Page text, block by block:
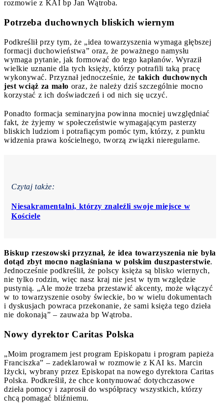
rozmowie z KAI bp Jan Wątroba.
Potrzeba duchownych bliskich wiernym
Podkreślił przy tym, że „idea towarzyszenia wymaga głębszej
formacji duchowieństwa” oraz, że poważnego namysłu
wymaga pytanie, jak formować do tego kapłanów. Wyraził
wielkie uznanie dla tych księży, którzy potrafili taką pracę
wykonywać. Przyznał jednocześnie, że takich duchownych
jest wciąż za mało oraz, że należy dziś szczególnie mocno
korzystać z ich doświadczeń i od nich się uczyć.
Ponadto formacja seminaryjna powinna mocniej uwzględniać
fakt, że żyjemy w społeczeństwie wymagającym pasterzy
bliskich ludziom i potrafiącym pomóc tym, którzy, z punktu
widzenia prawa kościelnego, tworzą związki nieregularne.
Czytaj także:
Niesakramentalni, którzy znaleźli swoje miejsce w
Kościele
Biskup rzeszowski przyznał, że idea towarzyszenia nie była
dotąd zbyt mocno nagłaśniana w polskim duszpasterstwie.
Jednocześnie podkreślił, że polscy księża są blisko wiernych,
nie tylko rodzin, więc nasz kraj nie jest w tym względzie
pustynią. „Ale może trzeba przestawić akcenty, może włączyć
w to towarzyszenie osoby świeckie, bo w wielu dokumentach
i dyskusjach powraca przekonanie, że sami księża tego dzieła
nie dokonają” – zauważa bp Wątroba.
Nowy dyrektor Caritas Polska
„Moim programem jest program Episkopatu i program papieża
Franciszka” – zadeklarował w rozmowie z KAI ks. Marcin
Iżycki, wybrany przez Episkopat na nowego dyrektora Caritas
Polska. Podkreślił, że chce kontynuować dotychczasowe
dzieła pomocy i zaprosił do współpracy wszystkich, którzy
chcą pomagać bliźniemu.